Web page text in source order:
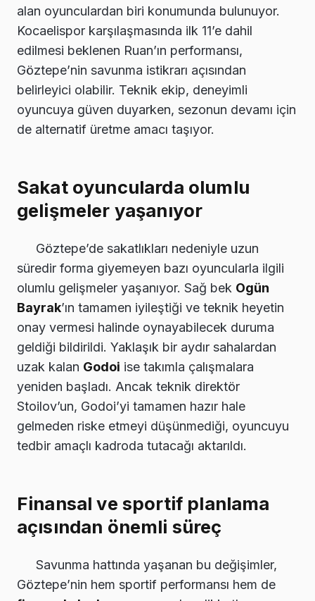
alan oyunculardan biri konumunda bulunuyor.
Kocaelispor karşılaşmasında ilk 11’e dahil
edilmesi beklenen Ruan’ın performansı,
Göztepe’nin savunma istikrarı açısından
belirleyici olabilir. Teknik ekip, deneyimli
oyuncuya güven duyarken, sezonun devamı için
de alternatif üretme amacı taşıyor.
Sakat oyuncularda olumlu
gelişmeler yaşanıyor
Göztepe’de sakatlıkları nedeniyle uzun
süredir forma giyemeyen bazı oyuncularla ilgili
olumlu gelişmeler yaşanıyor. Sağ bek Ogün
Bayrak’ın tamamen iyileştiği ve teknik heyetin
onay vermesi halinde oynayabilecek duruma
geldiği bildirildi. Yaklaşık bir aydır sahalardan
uzak kalan Godoi ise takımla çalışmalara
yeniden başladı. Ancak teknik direktör
Stoilov’un, Godoi’yi tamamen hazır hale
gelmeden riske etmeyi düşünmediği, oyuncuyu
tedbir amaçlı kadroda tutacağı aktarıldı.
Finansal ve sportif planlama
açısından önemli süreç
Savunma hattında yaşanan bu değişimler,
Göztepe’nin hem sportif performansı hem de